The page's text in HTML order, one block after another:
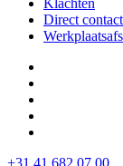
Klachten
Direct contact